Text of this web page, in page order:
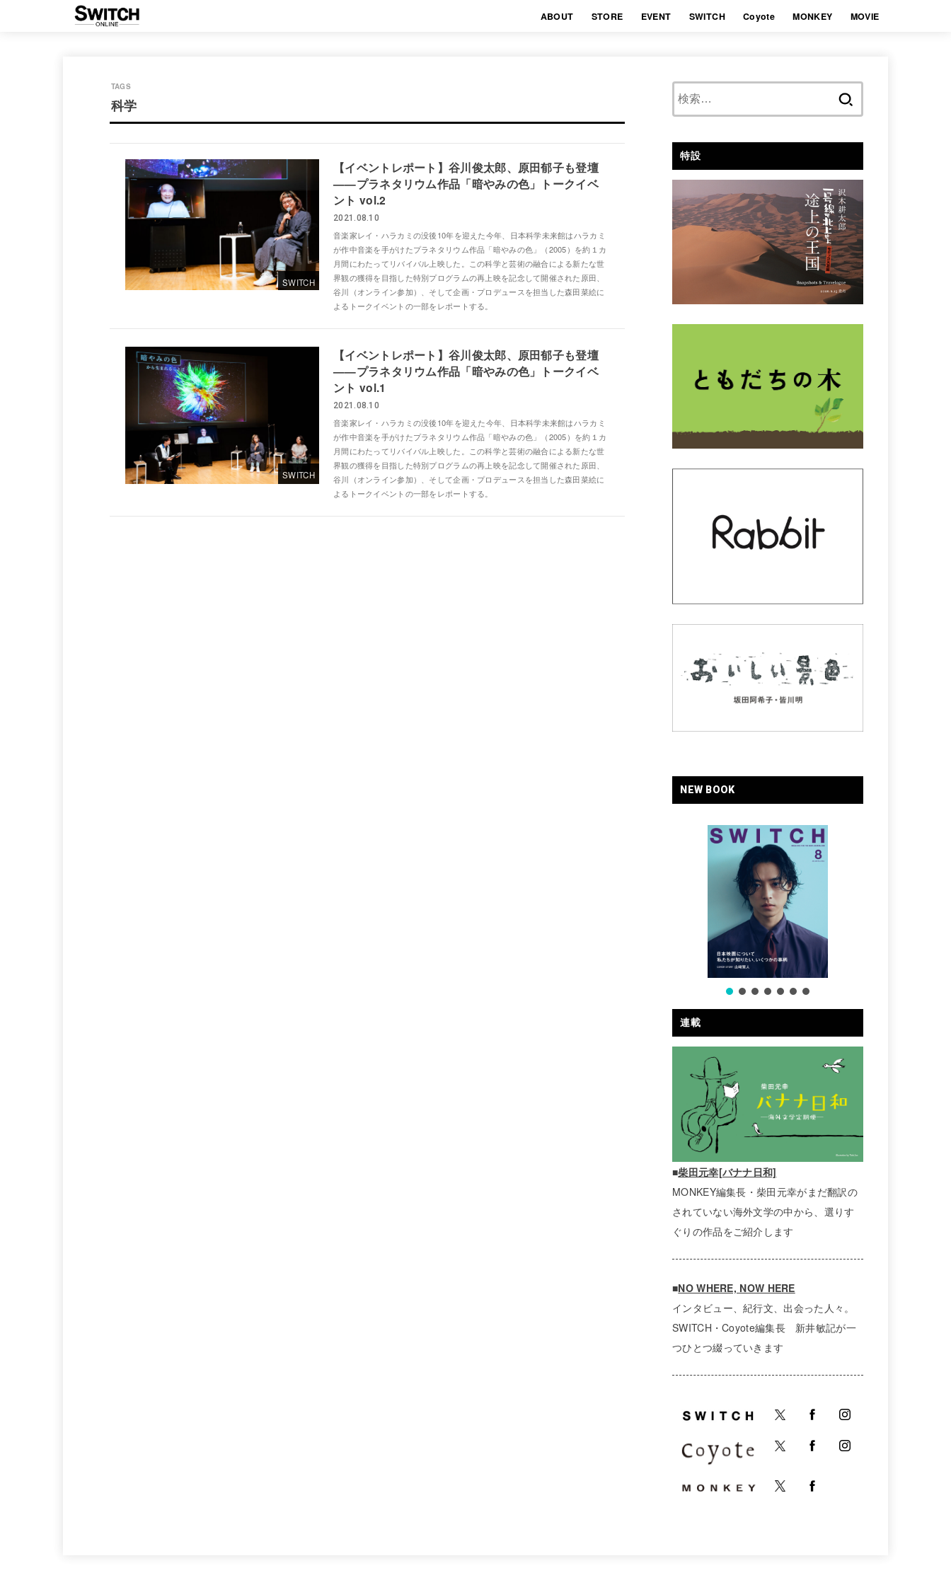
ABOUT STORE EVENT SWITCH Coyote MONKEY MOVIE
科学
SWITCH
【イベントレポート】谷川俊太郎、原田郁子も登壇
——プラネタリウム作品「暗やみの色」トークイベ
ント vol.2
2021.08.10
音楽家レイ・ハラカミの没後10年を迎えた今年、日本科学未来館はハラカミ
が作中音楽を手がけたプラネタリウム作品「暗やみの色」（2005）を約１カ
月間にわたってリバイバル上映した。この科学と芸術の融合による新たな世
界観の獲得を目指した特別プログラムの再上映を記念して開催された原田、
谷川（オンライン参加）、そして企画・プロデュースを担当した森田菜絵に
よるトークイベントの一部をレポートする。
SWITCH
【イベントレポート】谷川俊太郎、原田郁子も登壇
——プラネタリウム作品「暗やみの色」トークイベ
ント vol.1
2021.08.10
音楽家レイ・ハラカミの没後10年を迎えた今年、日本科学未来館はハラカミ
が作中音楽を手がけたプラネタリウム作品「暗やみの色」（2005）を約１カ
月間にわたってリバイバル上映した。この科学と芸術の融合による新たな世
界観の獲得を目指した特別プログラムの再上映を記念して開催された原田、
谷川（オンライン参加）、そして企画・プロデュースを担当した森田菜絵に
よるトークイベントの一部をレポートする。
特設
NEW BOOK
連載
■柴田元幸[バナナ日和]
MONKEY編集長・柴田元幸がまだ翻訳の
されていない海外文学の中から、選りす
ぐりの作品をご紹介します
■NO WHERE, NOW HERE
インタビュー、紀行文、出会った人々。
SWITCH・Coyote編集長 新井敏記が一
つひとつ綴っていきます